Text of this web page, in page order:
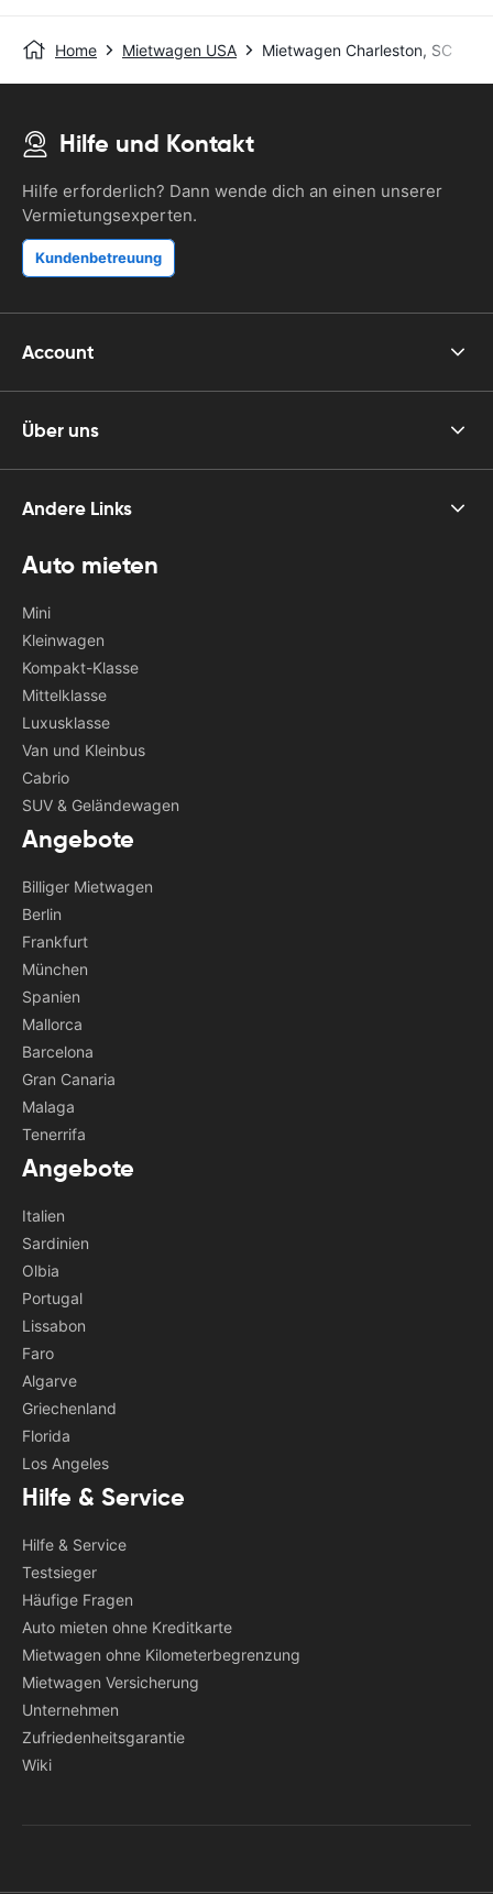
Home Mietwagen USA Mietwagen Charleston, SC
Hilfe und Kontakt
Hilfe erforderlich? Dann wende dich an einen unserer
Vermietungsexperten.
Kundenbetreuung
Account
Über uns
Andere Links
Auto mieten
Mini
Kleinwagen
Kompakt-Klasse
Mittelklasse
Luxusklasse
Van und Kleinbus
Cabrio
SUV & Geländewagen
Angebote
Billiger Mietwagen
Berlin
Frankfurt
München
Spanien
Mallorca
Barcelona
Gran Canaria
Malaga
Tenerrifa
Angebote
Italien
Sardinien
Olbia
Portugal
Lissabon
Faro
Algarve
Griechenland
Florida
Los Angeles
Hilfe & Service
Hilfe & Service
Testsieger
Häufige Fragen
Auto mieten ohne Kreditkarte
Mietwagen ohne Kilometerbegrenzung
Mietwagen Versicherung
Unternehmen
Zufriedenheitsgarantie
Wiki